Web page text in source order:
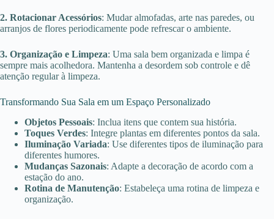
2. Rotacionar Acessórios: Mudar almofadas, arte nas paredes, ou
arranjos de flores periodicamente pode refrescar o ambiente.
3. Organização e Limpeza: Uma sala bem organizada e limpa é
sempre mais acolhedora. Mantenha a desordem sob controle e dê
atenção regular à limpeza.
Transformando Sua Sala em um Espaço Personalizado
Objetos Pessoais: Inclua itens que contem sua história.
Toques Verdes: Integre plantas em diferentes pontos da sala.
Iluminação Variada: Use diferentes tipos de iluminação para
diferentes humores.
Mudanças Sazonais: Adapte a decoração de acordo com a
estação do ano.
Rotina de Manutenção: Estabeleça uma rotina de limpeza e
organização.